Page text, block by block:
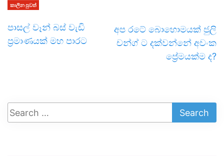
කාලීන පුවත්
පාසල් වෑන් බස් වැඩි
ප්‍රමාණයක් මහ පාරට
අප රටේ බොහොමයක් ජුලි
චන්ග් ට දක්වන්නේ අවංක
ප්‍රේමයක්ම ද?